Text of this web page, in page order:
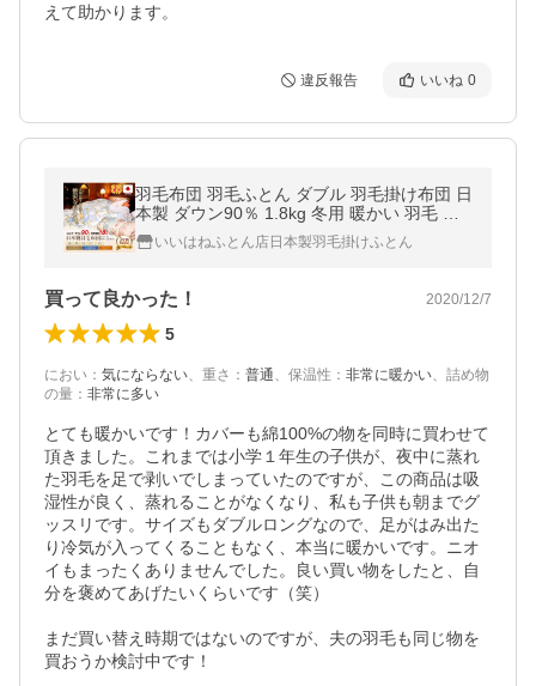
えて助かります。
違反報告 いいね 0
羽毛布団 羽毛ふとん ダブル 羽毛掛け布団 日
本製 ダウン90％ 1.8kg 冬用 暖かい 羽毛 布
団 掛け布団 掛けふとん 3年保証 抗菌 防臭
爆買いいはねふとん店日本製羽毛掛けふとん
買って良かった！ 2020/12/7
5
におい ： 気にならない、 重さ ： 普通、 保温性 ： 非常に暖かい、 詰め物
の量 ： 非常に多い
とても暖かいです！カバーも綿100%の物を同時に買わせて
頂きました。これまでは小学１年生の子供が、夜中に蒸れ
た羽毛を足で剥いでしまっていたのですが、この商品は吸
湿性が良く、蒸れることがなくなり、私も子供も朝までグ
ッスリです。サイズもダブルロングなので、足がはみ出た
り冷気が入ってくることもなく、本当に暖かいです。ニオ
イもまったくありませんでした。良い買い物をしたと、自
分を褒めてあげたいくらいです（笑）
まだ買い替え時期ではないのですが、夫の羽毛も同じ物を
買おうか検討中です！